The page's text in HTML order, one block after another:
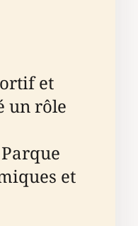
et
un rôle
et